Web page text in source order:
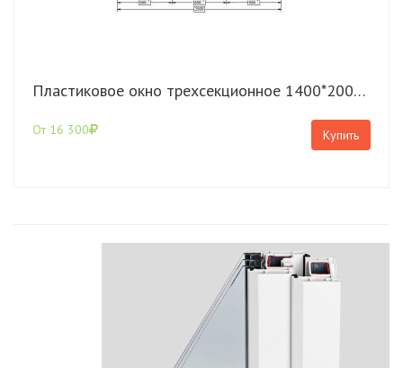
Пластиковое окно трехсекционное 1400*2000 Rehau Grazio с поворотно откидной створкой
От 16 300 Купить